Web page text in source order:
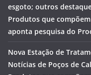
esgoto; outros
Produtos que
aponta pesquisa do
Nova Estação de
Notícias de Poços de